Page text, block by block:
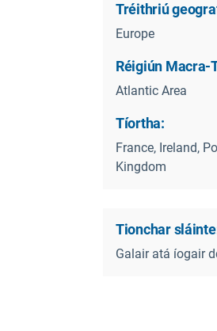
Tréithriú
Europe
Réigiún Macra-
Atlantic Area
Tíortha:
France, Ireland,
Kingdom
Tionchar
Galair atá íogair